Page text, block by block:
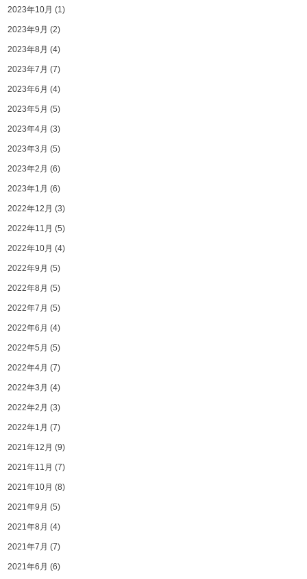
2023年10月 (1)
2023年9月 (2)
2023年8月 (4)
2023年7月 (7)
2023年6月 (4)
2023年5月 (5)
2023年4月 (3)
2023年3月 (5)
2023年2月 (6)
2023年1月 (6)
2022年12月 (3)
2022年11月 (5)
2022年10月 (4)
2022年9月 (5)
2022年8月 (5)
2022年7月 (5)
2022年6月 (4)
2022年5月 (5)
2022年4月 (7)
2022年3月 (4)
2022年2月 (3)
2022年1月 (7)
2021年12月 (9)
2021年11月 (7)
2021年10月 (8)
2021年9月 (5)
2021年8月 (4)
2021年7月 (7)
2021年6月 (6)